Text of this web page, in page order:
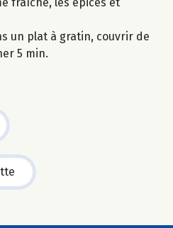
un plat à gratin, couvrir de
5 min.